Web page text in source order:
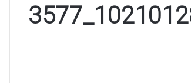
15349631_10210128764749343_3577